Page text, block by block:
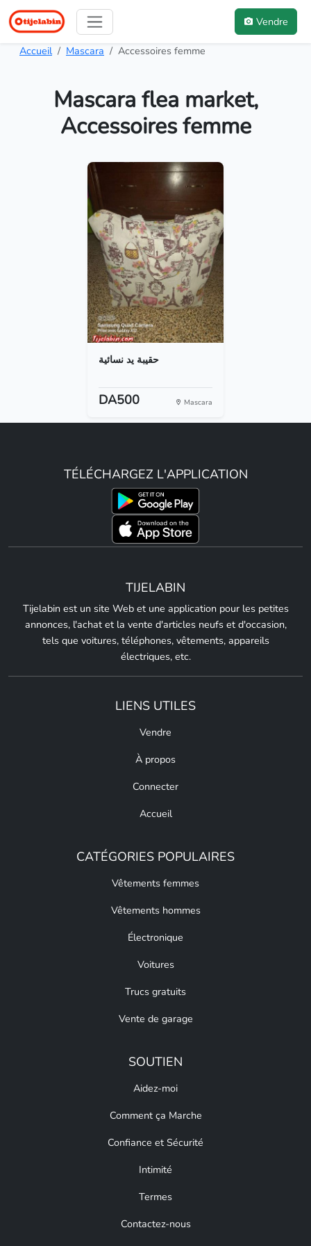
Vendre
Accueil Mascara Accessoires femme
Mascara flea market,
Accessoires femme
حقيبة يد نسائية
DA500 Mascara
TÉLÉCHARGEZ L'APPLICATION
TIJELABIN
Tijelabin est un site Web et une application pour les petites
annonces, l'achat et la vente d'articles neufs et d'occasion,
tels que voitures, téléphones, vêtements, appareils
électriques, etc.
LIENS UTILES
Vendre
À propos
Connecter
Accueil
CATÉGORIES POPULAIRES
Vêtements femmes
Vêtements hommes
Électronique
Voitures
Trucs gratuits
Vente de garage
SOUTIEN
Aidez-moi
Comment ça Marche
Confiance et Sécurité
Intimité
Termes
Contactez-nous